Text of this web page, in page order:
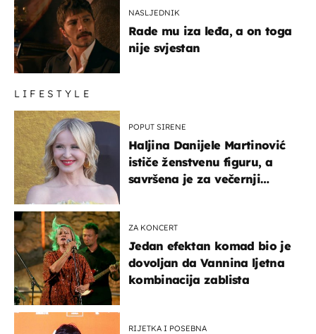
NASLJEDNIK
Rade mu iza leđa, a on toga
nije svjestan
LIFESTYLE
POPUT SIRENE
Haljina Danijele Martinović
ističe ženstvenu figuru, a
savršena je za večernji
ZA KONCERT
Jedan efektan komad bio je
dovoljan da Vannina ljetna
kombinacija zablista
RIJETKA I POSEBNA